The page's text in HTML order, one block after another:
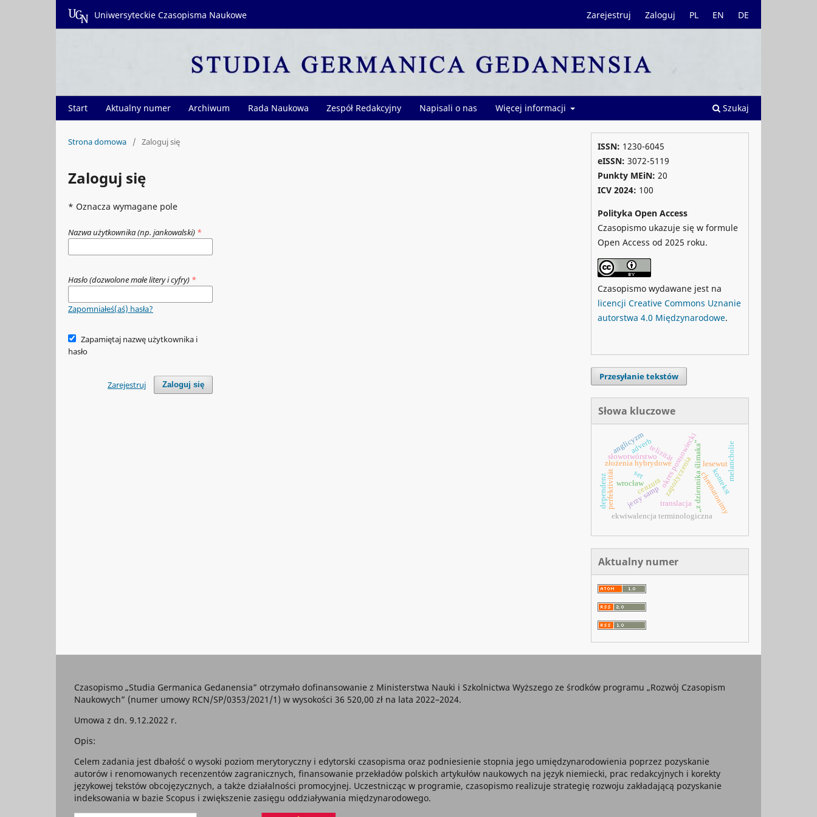
Start Aktualny numer Archiwum Rada Naukowa Zespół Redakcyjny Napisali o nas Więcej informacji Szukaj
Zarejestruj Zaloguj PL EN DE
Uniwersyteckie Czasopisma Naukowe
Strona domowa / Zaloguj się
Zaloguj się
* Oznacza wymagane pole
Nazwa użytkownika (np. jankowalski) *
Hasło (dozwolone małe litery i cyfry) *
Zapomniałeś(aś) hasła?
Zapamiętaj nazwę użytkownika i
hasło
Zaloguj się
Zarejestruj
ISSN: 1230-6045
eISSN: 3072-5119
Punkty MEiN: 20
ICV 2024: 100
Polityka Open Access
Czasopismo ukazuje się w formule
Open Access od 2025 roku.
Czasopismo wydawane jest na
licencji Creative Commons Uznanie
autorstwa 4.0 Międzynarodowe.
Przesyłanie tekstów
Słowa kluczowe
okres postsowiecki
złożenia hybrydowezapożyczenia
słowotwórstwo
set
anglicyzm
cenzura „z dziennika ślimaka”
translacja
ekwiwalencja terminologiczna
chrematonimy
wrocław
adverb
lesewutmelancholie
jerzy samp
perfektivität
telizität
dependenz kontekst
Aktualny numer
Czasopismo „Studia Germanica Gedanensia” otrzymało dofinansowanie z Ministerstwa Nauki i Szkolnictwa Wyższego ze środków programu „Rozwój Czasopism
Naukowych” (numer umowy RCN/SP/0353/2021/1) w wysokości 36 520,00 zł na lata 2022–2024.
Umowa z dn. 9.12.2022 r.
Opis:
Celem zadania jest dbałość o wysoki poziom merytoryczny i edytorski czasopisma oraz podniesienie stopnia jego umiędzynarodowienia poprzez pozyskanie
autorów i renomowanych recenzentów zagranicznych, finansowanie przekładów polskich artykułów naukowych na język niemiecki, prac redakcyjnych i korekty
językowej tekstów obcojęzycznych, a także działalności promocyjnej. Uczestnicząc w programie, czasopismo realizuje strategię rozwoju zakładającą pozyskanie
indeksowania w bazie Scopus i zwiększenie zasięgu oddziaływania międzynarodowego.